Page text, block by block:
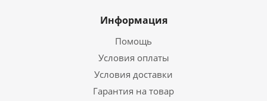
Информация
Помощь
Условия оплаты
Условия доставки
Гарантия на товар